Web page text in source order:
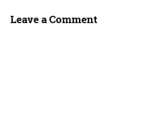
Leave a Comment